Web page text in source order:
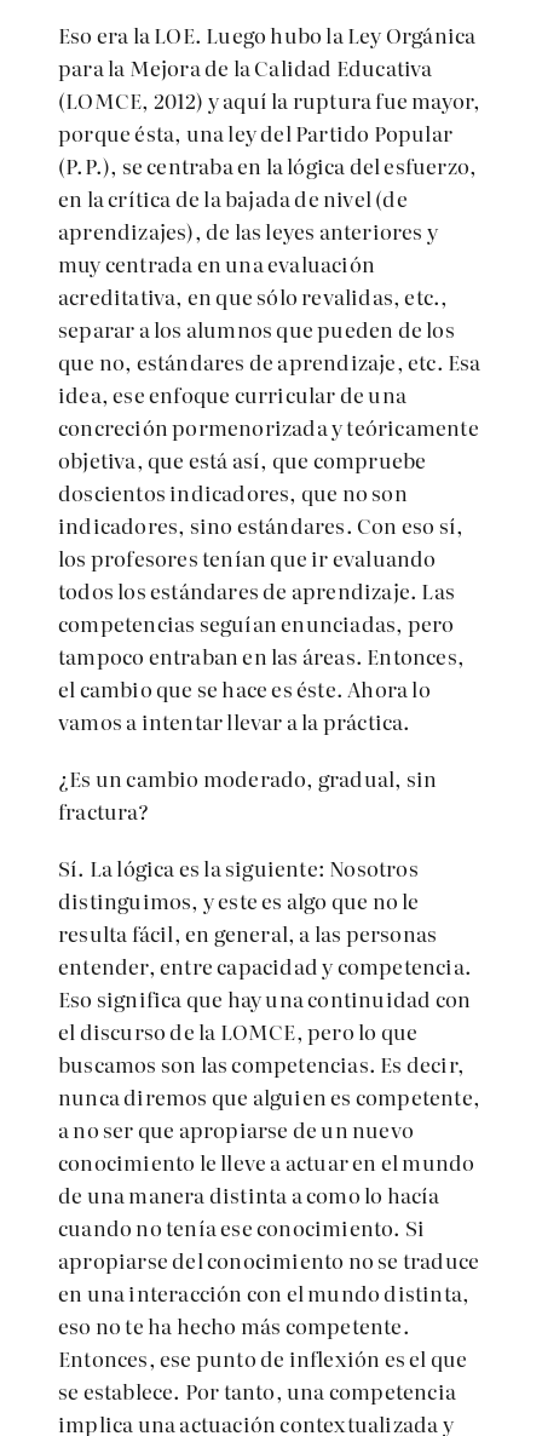
Eso era la LOE. Luego hubo la Ley Orgánica
para la Mejora de la Calidad Educativa
(LOMCE, 2012) y aquí la ruptura fue mayor,
porque ésta, una ley del Partido Popular
(P.P.), se centraba en la lógica del esfuerzo,
en la crítica de la bajada de nivel (de
aprendizajes), de las leyes anteriores y
muy centrada en una evaluación
acreditativa, en que sólo revalidas, etc.,
separar a los alumnos que pueden de los
que no, estándares de aprendizaje, etc. Esa
idea, ese enfoque curricular de una
concreción pormenorizada y teóricamente
objetiva, que está así, que compruebe
doscientos indicadores, que no son
indicadores, sino estándares. Con eso sí,
los profesores tenían que ir evaluando
todos los estándares de aprendizaje. Las
competencias seguían enunciadas, pero
tampoco entraban en las áreas. Entonces,
el cambio que se hace es éste. Ahora lo
vamos a intentar llevar a la práctica.
¿Es un cambio moderado, gradual, sin
fractura?
Sí. La lógica es la siguiente: Nosotros
distinguimos, y este es algo que no le
resulta fácil, en general, a las personas
entender, entre capacidad y competencia.
Eso significa que hay una continuidad con
el discurso de la LOMCE, pero lo que
buscamos son las competencias. Es decir,
nunca diremos que alguien es competente,
a no ser que apropiarse de un nuevo
conocimiento le lleve a actuar en el mundo
de una manera distinta a como lo hacía
cuando no tenía ese conocimiento. Si
apropiarse del conocimiento no se traduce
en una interacción con el mundo distinta,
eso no te ha hecho más competente.
Entonces, ese punto de inflexión es el que
se establece. Por tanto, una competencia
implica una actuación contextualizada y